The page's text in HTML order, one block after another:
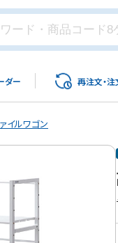
ダー 再注文・注
イルワゴン